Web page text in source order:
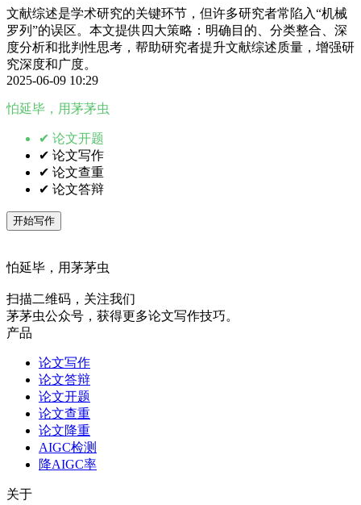
文献综述是学术研究的关键环节，但许多研究者常陷入“机械
罗列”的误区。本文提供四大策略：明确目的、分类整合、深
度分析和批判性思考，帮助研究者提升文献综述质量，增强研
究深度和广度。
2025-06-09 10:29
怕延毕，用茅茅虫
✔ 论文开题
✔ 论文写作
✔ 论文查重
✔ 论文答辩
开始写作
怕延毕，用茅茅虫
扫描二维码，关注我们
茅茅虫公众号，获得更多论文写作技巧。
产品
论文写作
论文答辩
论文开题
论文查重
论文降重
AIGC检测
降AIGC率
关于